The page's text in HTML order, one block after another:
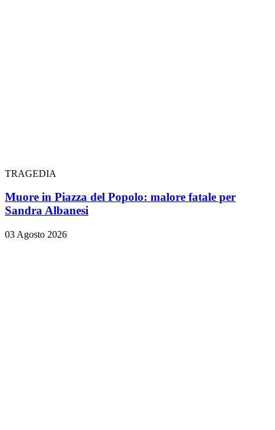
TRAGEDIA
Muore in Piazza del Popolo: malore fatale per
Sandra Albanesi
03 Agosto 2026